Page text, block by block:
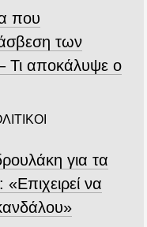
που
των
Τι αποκάλυψε ο
για τα
να